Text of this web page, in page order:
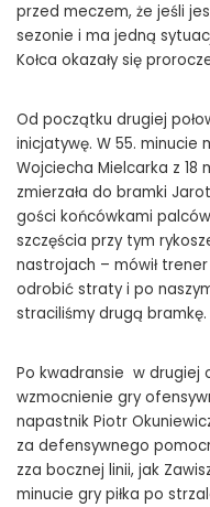
przed meczem, że jeśli
sezonie i ma jedną
Kołca okazały się
Od początku drugiej
inicjatywę. W 55. minucie
Wojciecha Mielcarka z 18
zmierzała do bramki
gości końcówkami
szczęścia przy tym
nastrojach – mówił
odrobić straty i po
straciliśmy drugą bramkę.
Po kwadransie w drugiej
wzmocnienie gry
napastnik Piotr
za defensywnego
zza bocznej linii, jak
minucie gry piłka po